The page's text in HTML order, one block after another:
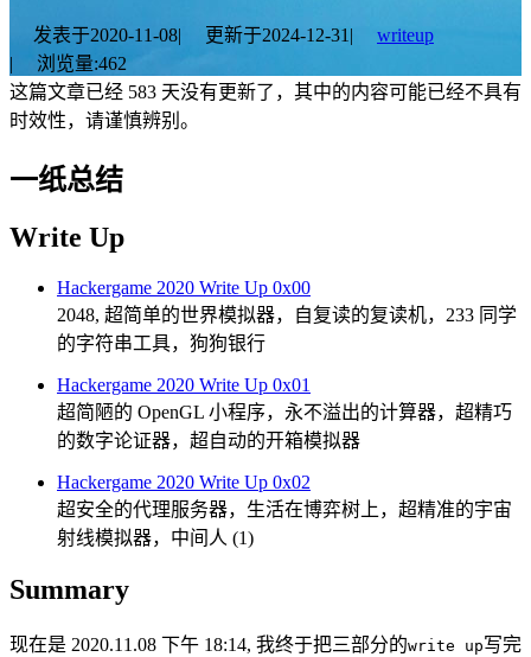
发表于2020-11-08| 更新于2024-12-31 |
writeup
|
浏览量:462
这篇文章已经 583 天没有更新了，其中的内容可能已经不具有
时效性，请谨慎辨别。
一纸总结
Write Up
Hackergame 2020 Write Up 0x00
2048, 超简单的世界模拟器，自复读的复读机，233 同学
的字符串工具，狗狗银行
Hackergame 2020 Write Up 0x01
超简陋的 OpenGL 小程序，永不溢出的计算器，超精巧
的数字论证器，超自动的开箱模拟器
Hackergame 2020 Write Up 0x02
超安全的代理服务器，生活在博弈树上，超精准的宇宙
射线模拟器，中间人 (1)
Summary
现在是 2020.11.08 下午 18:14, 我终于把三部分的write up写完